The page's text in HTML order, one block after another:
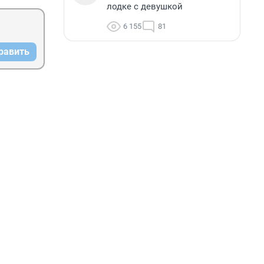
лодке с девушкой
6 155 81